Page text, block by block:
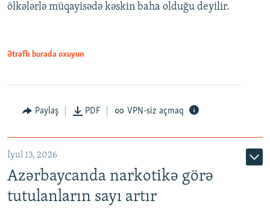
ölkələrlə müqayisədə kəskin baha olduğu deyilir.
Ətraflı burada oxuyun
Paylaş PDF VPN-siz açmaq
İyul 13, 2026
Azərbaycanda narkotikə görə
tutulanların sayı artır